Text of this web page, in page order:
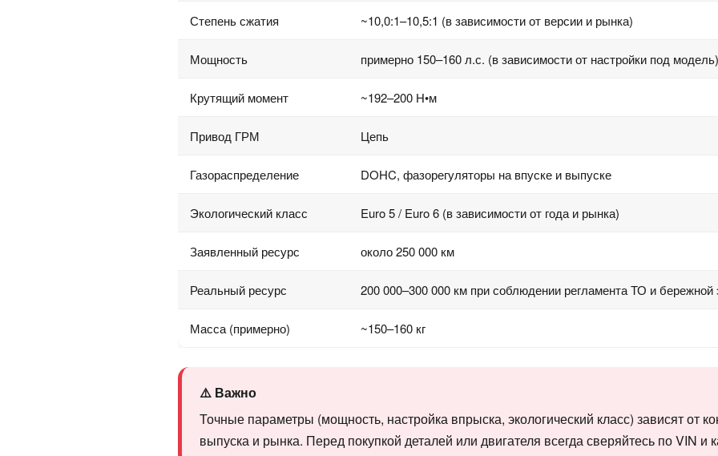
Степень сжатия ~10,0:1–10,5:1 (в зависимости от версии и рынка)
Мощность примерно 150–160 л.с. (в зависимости от настройки под модель)
Крутящий момент ~192–200 Н•м
Привод ГРМ Цепь
Газораспределение DOHC, фазорегуляторы на впуске и выпуске
Экологический класс Euro 5 / Euro 6 (в зависимости от года и рынка)
Заявленный ресурс около 250 000 км
Реальный ресурс 200 000–300 000 км при соблюдении регламента ТО и бережной
Масса (примерно) ~150–160 кг
⚠️ Важно
Точные параметры (мощность, настройка впрыска, экологический класс) зависят от
выпуска и рынка. Перед покупкой деталей или двигателя всегда сверяйтесь по VIN и